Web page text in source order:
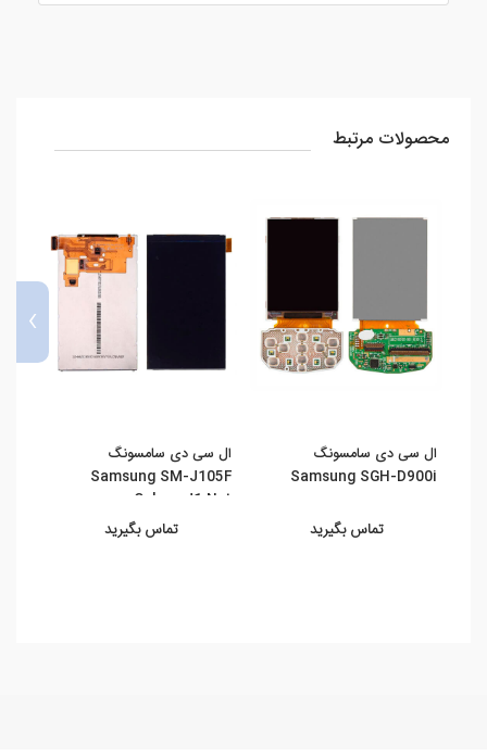
محصولات مرتبط
ال سی دی سامسونگ
Samsung SGH-D900i
تماس بگیرید
ال سی دی سامسونگ
Samsung SM-J105F
Galaxy J1 Nxt
تماس بگیرید
›